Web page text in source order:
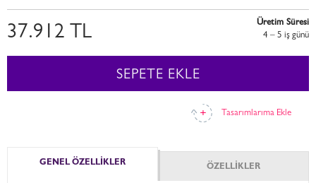
Tasarımlarıma Ekle
37.912 TL
Üretim Süresi
4 – 5 i̇ş günü
SEPETE EKLE
GENEL ÖZELLİKLER ÖZELLİKLER